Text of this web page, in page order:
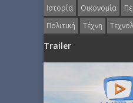
Ιστορία
Οικονομία
Πολιτική
Τέχνη
Trailer